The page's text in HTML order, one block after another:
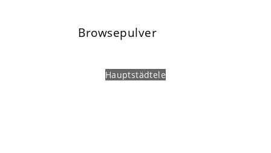
Browsepulver
Hauptstädtele